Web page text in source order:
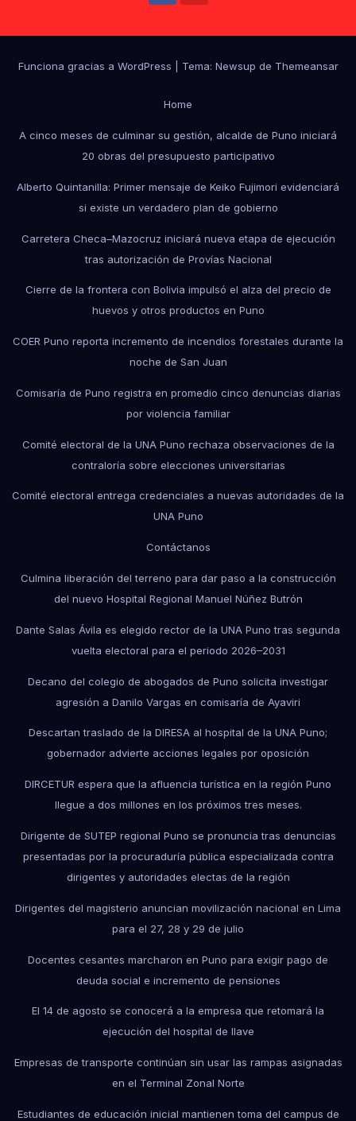
Funciona gracias a WordPress Tema: Newsup de Themeansar
Home
A cinco meses de culminar su gestión, alcalde de Puno iniciará
20 obras del presupuesto participativo
Alberto Quintanilla: Primer mensaje de Keiko Fujimori evidenciará
si existe un verdadero plan de gobierno
Carretera Checa–Mazocruz iniciará nueva etapa de ejecución
tras autorización de Provías Nacional
Cierre de la frontera con Bolivia impulsó el alza del precio de
huevos y otros productos en Puno
COER Puno reporta incremento de incendios forestales durante la
noche de San Juan
Comisaría de Puno registra en promedio cinco denuncias diarias
por violencia familiar
Comité electoral de la UNA Puno rechaza observaciones de la
contraloría sobre elecciones universitarias
Comité electoral entrega credenciales a nuevas autoridades de la
UNA Puno
Contáctanos
Culmina liberación del terreno para dar paso a la construcción
del nuevo Hospital Regional Manuel Núñez Butrón
Dante Salas Ávila es elegido rector de la UNA Puno tras segunda
vuelta electoral para el periodo 2026–2031
Decano del colegio de abogados de Puno solicita investigar
agresión a Danilo Vargas en comisaría de Ayaviri
Descartan traslado de la DIRESA al hospital de la UNA Puno;
gobernador advierte acciones legales por oposición
DIRCETUR espera que la afluencia turística en la región Puno
llegue a dos millones en los próximos tres meses.
Dirigente de SUTEP regional Puno se pronuncia tras denuncias
presentadas por la procuraduría pública especializada contra
dirigentes y autoridades electas de la región
Dirigentes del magisterio anuncian movilización nacional en Lima
para el 27, 28 y 29 de julio
Docentes cesantes marcharon en Puno para exigir pago de
deuda social e incremento de pensiones
El 14 de agosto se conocerá a la empresa que retomará la
ejecución del hospital de Ilave
Empresas de transporte continúan sin usar las rampas asignadas
en el Terminal Zonal Norte
Estudiantes de educación inicial mantienen toma del campus de